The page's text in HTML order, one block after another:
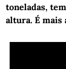
toneladas,
altura. É mais